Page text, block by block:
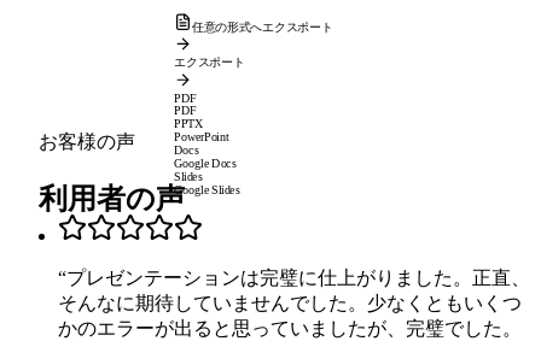
任意の形式へエクスポート
エクスポート
PDF
PDF
PPTX
PowerPoint
Docs
Google Docs
Slides
Google Slides
お客様の声
利用者の声
“プレゼンテーションは完璧に仕上がりました。正直、
そんなに期待していませんでした。少なくともいくつ
かのエラーが出ると思っていましたが、完璧でした。